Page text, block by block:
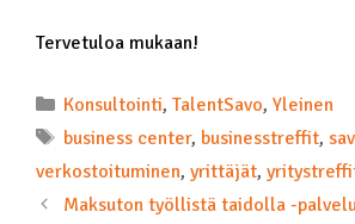
Tervetuloa mukaan!
Konsultointi, TalentSavo, Yleinen
business center, businesstreffit,
verkostoituminen, yrittäjät,
Maksuton työllistä taidolla -